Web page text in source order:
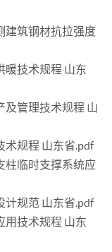
建筑钢材抗拉强度
暖技术规程 山东
及管理技术规程 山
术规程 山东省.pdf
柱临时支撑系统应
计规范 山东省.pdf
用技术规程 山东